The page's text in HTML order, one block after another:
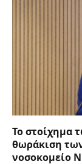
Το στοίχημα
θωράκιση
νοσοκομείο